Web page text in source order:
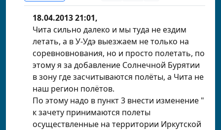
18.04.2013 21:01,
Чита сильно далеко и мы туда не ездим
летать, а в У-Удэ выезжаем не только на
соревновнования, но и просто полетать, по
этому я за добавление Солнечной Бурятии
в зону где засчитываются полёты, а Чита не
наш регион полётов.
По этому надо в пункт 3 внести изменение "
к зачету принимаются полеты
осуществленные на территории Иркутской